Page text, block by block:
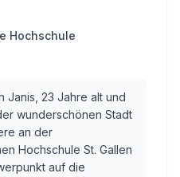
Hochschule
Janis, 23 Jahre alt und
wunderschönen Stadt
an der
Hochschule St. Gallen
auf die